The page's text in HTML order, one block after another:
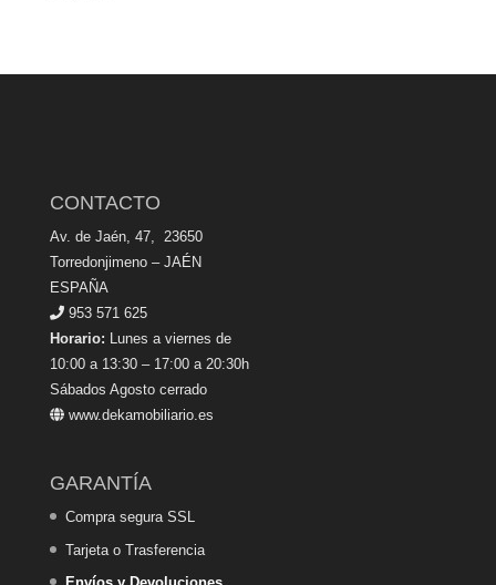
CONTACTO
Av. de Jaén, 47, 23650
Torredonjimeno – JAÉN
ESPAÑA
953 571 625
Horario: Lunes a viernes de
10:00 a 13:30 – 17:00 a 20:30h
Sábados Agosto cerrado
www.dekamobiliario.es
GARANTÍA
Compra segura SSL
Tarjeta o Trasferencia